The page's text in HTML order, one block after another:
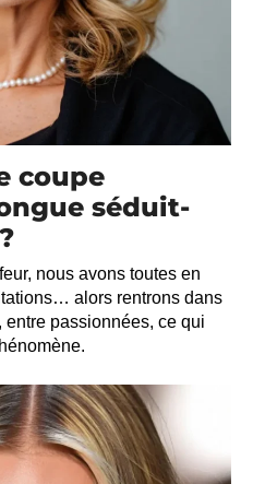
coupe
séduit-
nous avons toutes en
alors rentrons dans
entre passionnées, ce qui